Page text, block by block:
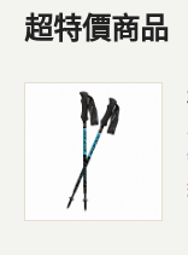
超特價商品